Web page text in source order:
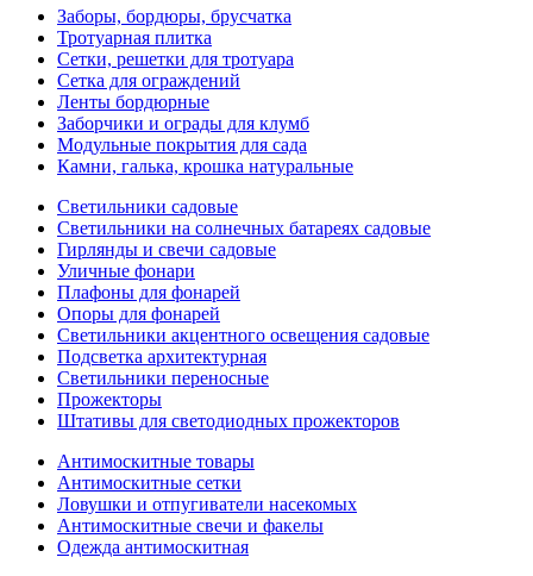
Заборы, бордюры, брусчатка
Тротуарная плитка
Сетки, решетки для тротуара
Сетка для ограждений
Ленты бордюрные
Заборчики и ограды для клумб
Модульные покрытия для сада
Камни, галька, крошка натуральные
Светильники садовые
Светильники на солнечных батареях садовые
Гирлянды и свечи садовые
Уличные фонари
Плафоны для фонарей
Опоры для фонарей
Светильники акцентного освещения садовые
Подсветка архитектурная
Светильники переносные
Прожекторы
Штативы для светодиодных прожекторов
Антимоскитные товары
Антимоскитные сетки
Ловушки и отпугиватели насекомых
Антимоскитные свечи и факелы
Одежда антимоскитная